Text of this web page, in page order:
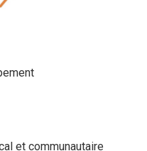
et communautaire